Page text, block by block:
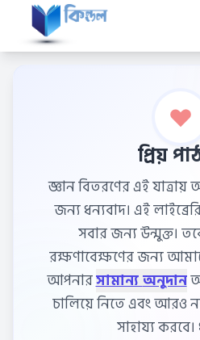
প্রিয়
জ্ঞান বিতরণের এই
জন্য ধন্যবাদ। এই
সবার জন্য উন্মুক্ত।
রক্ষণাবেক্ষণের জন্য
আপনার
সামান্য অনুদান
চালিয়ে নিতে এবং আরও
সাহায্য করবে।